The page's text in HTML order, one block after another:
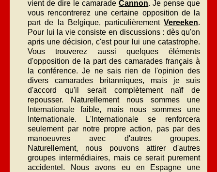
vient de dire le camaradeCannon. Je pense que
vous rencontrerez une certaine opposition de la
part de la Belgique, particulièrementVereeken.
Pour lui la vie consiste en discussions : dès qu'on
apris une décision, c'est pour lui une catastrophe.
Vous trouverez aussi quelques éléments
d'opposition de la part des camarades français à
la conférence. Je ne sais rien de l'opinion des
divers camarades britanniques, mais je suis
d'accord qu'il serait complètement naïf de
repousser. Naturellement nous sommes une
Internationale faible, mais nous sommes une
Internationale. L'Internationale se renforcera
seulement par notre propre action, pas par des
manoeuvres avec d'autres groupes.
Naturellement, nous pouvons attirer d'autres
groupes intermédiaires, mais ce serait purement
accidentel. Nous avons eu en Espagne une